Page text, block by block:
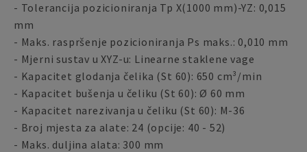
- Tolerancija pozicioniranja Tp X(1000 mm)-YZ: 0,015
mm
- Maks. raspršenje pozicioniranja Ps maks.: 0,010 mm
- Mjerni sustav u XYZ-u: Linearne staklene vage
- Kapacitet glodanja čelika (St 60): 650 cm³/min
- Kapacitet bušenja u čeliku (St 60): Ø 60 mm
- Kapacitet narezivanja u čeliku (St 60): M-36
- Broj mjesta za alate: 24 (opcije: 40 - 52)
- Maks. duljina alata: 300 mm